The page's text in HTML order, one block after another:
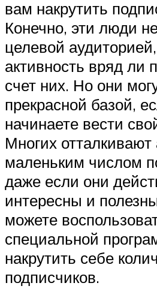
вам накрутить
Конечно, эти люди
целевой
активность вряд ли
счет них. Но они
прекрасной базой,
начинаете вести
Многих отталкивают
маленьким числом
даже если они
интересны и
можете
специальной
накрутить себе
подписчиков.